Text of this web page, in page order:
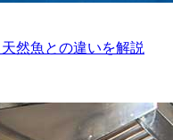
然魚との違いを解説